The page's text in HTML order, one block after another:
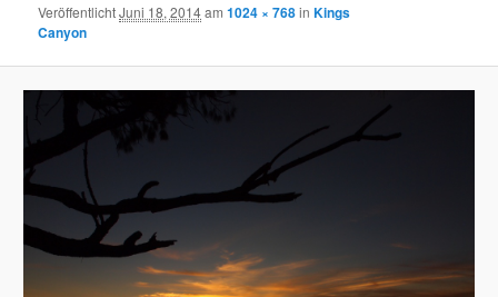
VeröffentlichtJuni 18, 2014am1024 × 768inKings
Canyon